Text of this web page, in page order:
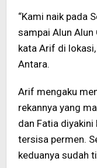
“Kami naik pada
sampai Alun Alun
kata Arif di
Antara.
Arif mengaku
rekannya yang
dan Fatia diyakini
tersisa permen.
keduanya sudah